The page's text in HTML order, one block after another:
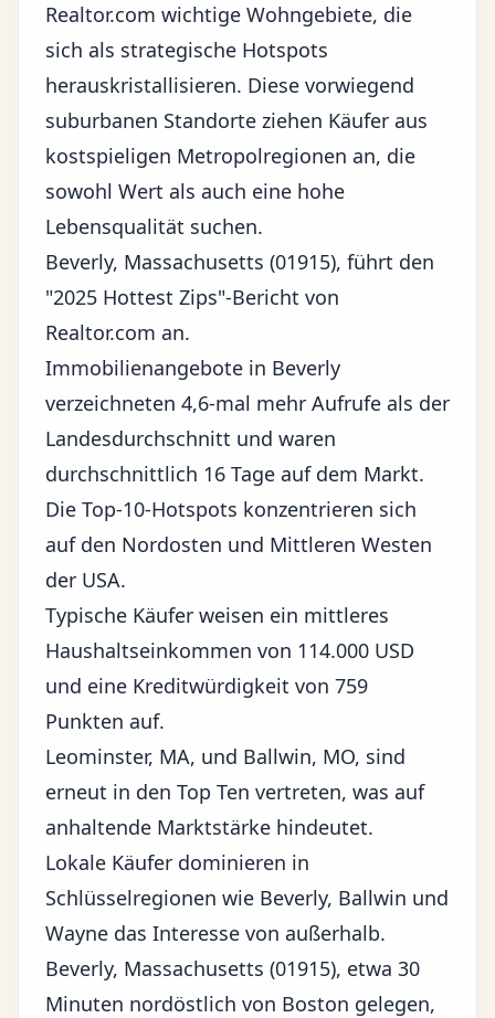
Realtor.com wichtige Wohngebiete, die
sich als strategische Hotspots
herauskristallisieren. Diese vorwiegend
suburbanen Standorte ziehen Käufer aus
kostspieligen Metropolregionen an, die
sowohl Wert als auch eine hohe
Lebensqualität suchen.
Beverly, Massachusetts (01915), führt den
"2025 Hottest Zips"-Bericht von
Realtor.com an.
Immobilienangebote in Beverly
verzeichneten 4,6-mal mehr Aufrufe als der
Landesdurchschnitt und waren
durchschnittlich 16 Tage auf dem Markt.
Die Top-10-Hotspots konzentrieren sich
auf den Nordosten und Mittleren Westen
der USA.
Typische Käufer weisen ein mittleres
Haushaltseinkommen von 114.000 USD
und eine Kreditwürdigkeit von 759
Punkten auf.
Leominster, MA, und Ballwin, MO, sind
erneut in den Top Ten vertreten, was auf
anhaltende Marktstärke hindeutet.
Lokale Käufer dominieren in
Schlüsselregionen wie Beverly, Ballwin und
Wayne das Interesse von außerhalb.
Beverly, Massachusetts (01915), etwa 30
Minuten nordöstlich von Boston gelegen,